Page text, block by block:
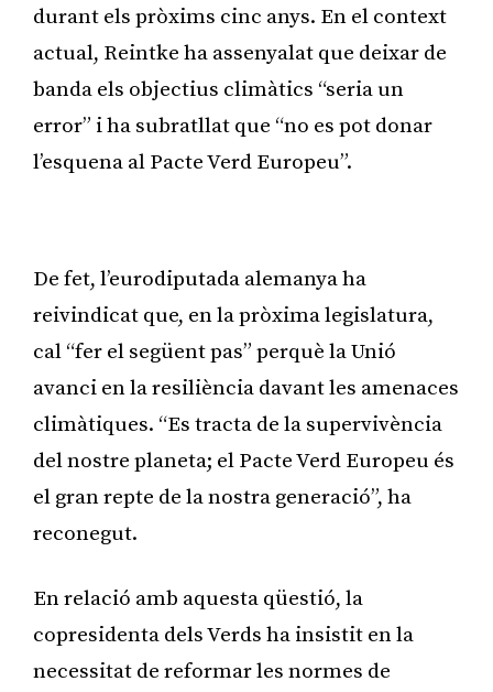
durant els pròxims cinc anys. En el context
actual, Reintke ha assenyalat que deixar de
banda els objectius climàtics “seria un
error” i ha subratllat que “no es pot donar
l’esquena al Pacte Verd Europeu”.
De fet, l’eurodiputada alemanya ha
reivindicat que, en la pròxima legislatura,
cal “fer el següent pas” perquè la Unió
avanci en la resiliència davant les amenaces
climàtiques. “Es tracta de la supervivència
del nostre planeta; el Pacte Verd Europeu és
el gran repte de la nostra generació”, ha
reconegut.
En relació amb aquesta qüestió, la
copresidenta dels Verds ha insistit en la
necessitat de reformar les normes de